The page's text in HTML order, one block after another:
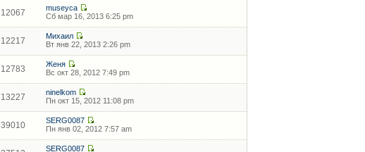
12067
museyca
Сб мар 16, 2013 6:25 pm
12217
Михаил
Вт янв 22, 2013 2:26 pm
12783
Женя
Вс окт 28, 2012 7:49 pm
13227
ninelkom
Пн окт 15, 2012 11:08 pm
39010
SERG0087
Пн янв 02, 2012 7:57 am
SERG0087